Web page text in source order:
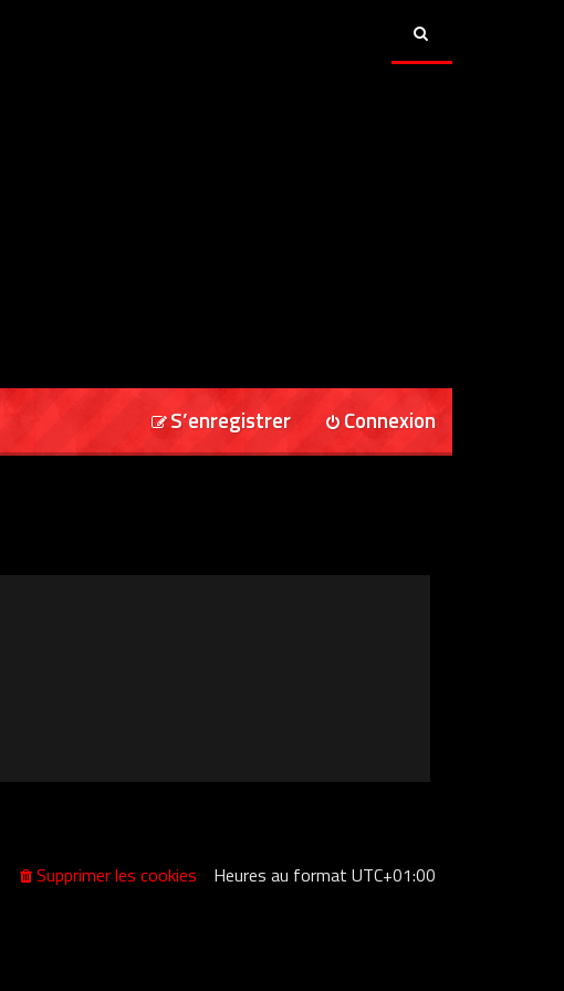
Connexion
S’enregistrer
Heures au formatUTC+01:00
Supprimer les cookies